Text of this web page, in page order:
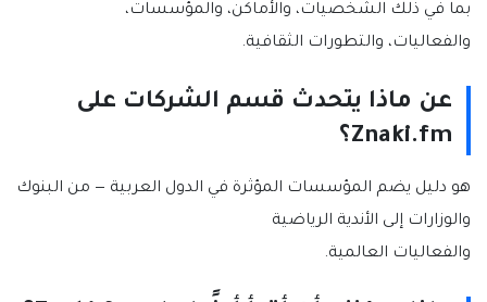
بما في ذلك الشخصيات، والأماكن، والمؤسسات،
والفعاليات، والتطورات الثقافية.
عن ماذا يتحدث قسم الشركات على
Znaki.fm؟
هو دليل يضم المؤسسات المؤثرة في الدول العربية — من البنوك
والوزارات إلى الأندية الرياضية
والفعاليات العالمية.